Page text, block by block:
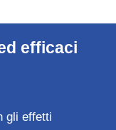
efficaci
gli effetti